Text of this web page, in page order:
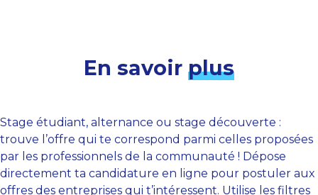
En savoir plus
Stage étudiant, alternance ou stage découverte :
trouve l’offre qui te correspond parmi celles proposées
par les professionnels de la communauté ! Dépose
directement ta candidature en ligne pour postuler aux
offres des entreprises qui t’intéressent. Utilise les filtres